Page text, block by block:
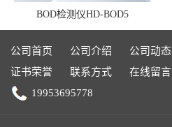
BOD检测仪HD-BOD5
公司首页 公司介绍 公司动态
证书荣誉
联系方式
在线留言
19953695778